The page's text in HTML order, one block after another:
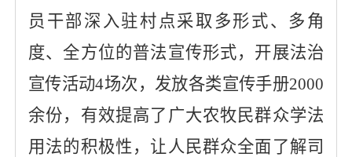
员干部深入驻村点采取多形式、多角
度、全方位的普法宣传形式，开展法治
宣传活动4场次，发放各类宣传手册2000
余份，有效提高了广大农牧民群众学法
用法的积极性，让人民群众全面了解司